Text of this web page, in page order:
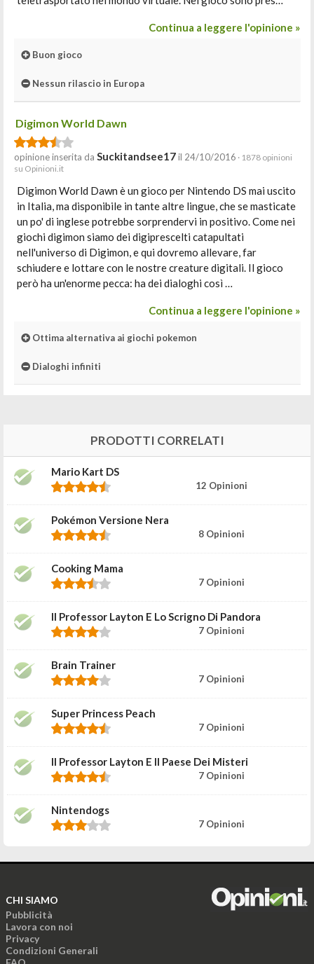
Continua a leggere l'opinione »
Buon gioco
Nessun rilascio in Europa
Digimon World Dawn
opinione inserita da Suckitandsee17il 24/10/2016 · 1878 opinioni
su Opinioni.it
Digimon World Dawn è un gioco per Nintendo DS mai uscito
in Italia, ma disponibile in tante altre lingue, che se masticate
un po' di inglese potrebbe sorprendervi in positivo. Come nei
giochi digimon siamo dei digiprescelti catapultati
nell'universo di Digimon, e qui dovremo allevare, far
schiudere e lottare con le nostre creature digitali. Il gioco
però ha un'enorme pecca: ha dei dialoghi così …
Continua a leggere l'opinione »
Ottima alternativa ai giochi pokemon
Dialoghi infiniti
PRODOTTI CORRELATI
Mario Kart DS
12 Opinioni
Pokémon Versione Nera
8 Opinioni
Cooking Mama
7 Opinioni
Il Professor Layton E Lo Scrigno Di Pandora
7 Opinioni
Brain Trainer
7 Opinioni
Super Princess Peach
7 Opinioni
Il Professor Layton E Il Paese Dei Misteri
7 Opinioni
Nintendogs
7 Opinioni
CHI SIAMO
Pubblicità
Lavora con noi
Privacy
Condizioni Generali